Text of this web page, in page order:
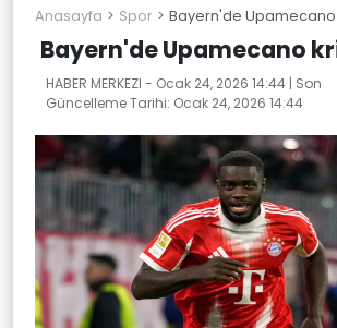
Anasayfa Spor Bayern'de Upamecano
Bayern'de Upamecano
HABER MERKEZI - Ocak 24, 2026 14:44 | Son
Güncelleme Tarihi: Ocak 24, 2026 14:44